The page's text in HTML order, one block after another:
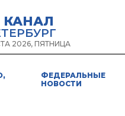
2026, ПЯТНИЦА
ФЕДЕРАЛЬНЫЕ
НОВОСТИ